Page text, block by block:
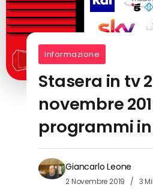
Informazione
Stasera in tv 2
novembre
programmi
Giancarlo Leone
2 Novembre 2019 3